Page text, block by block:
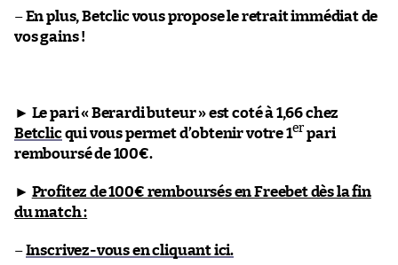
–En plus, Betclic vous propose le retrait immédiat de
vos gains !
► Le pari « Berardi buteur » est coté à 1,66 chez
Betclicqui vous permet d’obtenir votre 1er pari
remboursé de 100€.
► Profitez de 100€ remboursés en Freebet dès la fin
du match :
–Inscrivez-vous en cliquant ici.